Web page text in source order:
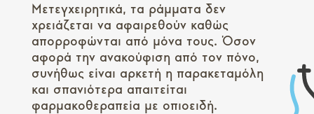
Μετεγχειρητικά, τα ράμματα δεν
χρειάζεται να αφαιρεθούν καθώς
απορροφώνται από μόνα τους. Όσον
αφορά την ανακούφιση από τον πόνο,
συνήθως είναι αρκετή η παρακεταμόλη
και σπανιότερα απαιτείται
φαρμακοθεραπεία με οπιοειδή.